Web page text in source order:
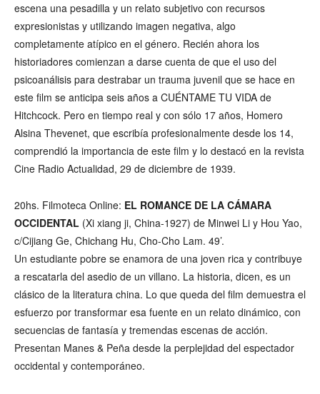
escena una pesadilla y un relato subjetivo con recursos
expresionistas y utilizando imagen negativa, algo
completamente atípico en el género. Recién ahora los
historiadores comienzan a darse cuenta de que el uso del
psicoanálisis para destrabar un trauma juvenil que se hace en
este film se anticipa seis años a CUÉNTAME TU VIDA de
Hitchcock. Pero en tiempo real y con sólo 17 años, Homero
Alsina Thevenet, que escribía profesionalmente desde los 14,
comprendió la importancia de este film y lo destacó en la revista
Cine Radio Actualidad, 29 de diciembre de 1939.
20hs. Filmoteca Online: EL ROMANCE DE LA CÁMARA
OCCIDENTAL (Xi xiang ji, China-1927) de Minwei Li y Hou Yao,
c/Cijiang Ge, Chichang Hu, Cho-Cho Lam. 49’.
Un estudiante pobre se enamora de una joven rica y contribuye
a rescatarla del asedio de un villano. La historia, dicen, es un
clásico de la literatura china. Lo que queda del film demuestra el
esfuerzo por transformar esa fuente en un relato dinámico, con
secuencias de fantasía y tremendas escenas de acción.
Presentan Manes & Peña desde la perplejidad del espectador
occidental y contemporáneo.